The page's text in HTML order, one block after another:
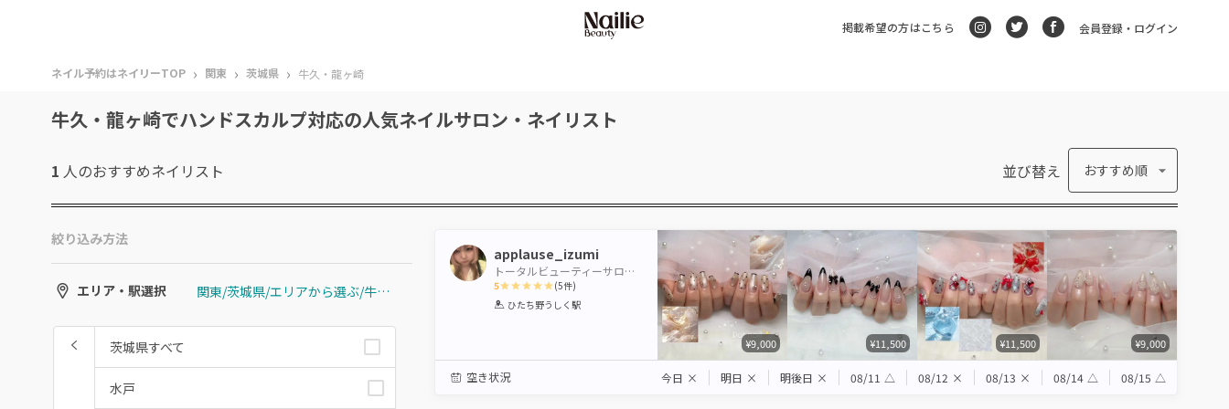
掲載希望の方はこちら 会員登録・ログイン
ネイル予約はネイリーTOP › 関東 › 茨城県 › 牛久・龍ヶ崎
牛久・龍ヶ崎でハンドスカルプ対応の人気ネイルサロン・ネイリスト
1 人のおすすめネイリスト 並び替え おすすめ順
絞り込み方法
エリア・駅選択 関東/茨城県/エリアから選ぶ/牛久・龍ヶ崎
茨城県すべて
水戸
applause_izumi
トータルビューティーサロンBeautiful Me,牛久店
5
1 2 3 4 5
(5件)
ひたち野うしく駅
¥9,000 ¥11,500 ¥11,500 ¥9,000
空き状況 今日 × 明日 × 明後日 × 08/11 △ 08/12 × 08/13 × 08/14 △ 08/15 △